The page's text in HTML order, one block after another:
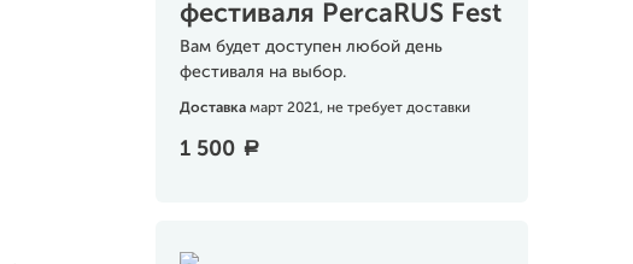
фестиваля PercaRUS Fest
Вам будет доступен любой день
фестиваля на выбор.
Доставка март 2021, не требует доставки
1 500 a